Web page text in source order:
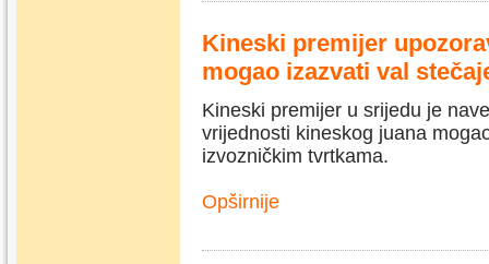
Kineski premijer
mogao izazvati val
Kineski premijer u srijedu je
vrijednosti kineskog juana
izvozničkim tvrtkama.
Opširnije